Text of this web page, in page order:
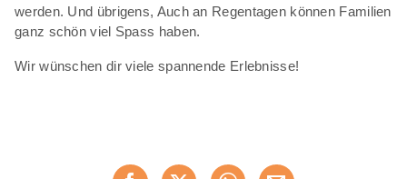
werden. Und übrigens, Auch an Regentagen können Familien
ganz schön viel Spass haben.
Wir wünschen dir viele spannende Erlebnisse!